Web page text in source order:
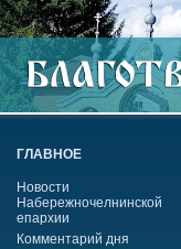
ГЛАВНОЕ
Новости
Набережночелнинской
епархии
Комментарий дня